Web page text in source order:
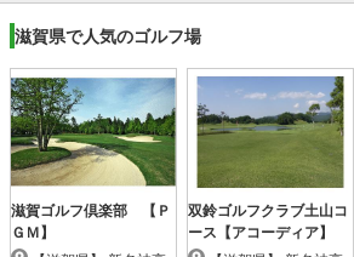
滋賀県で人気のゴルフ場
滋賀ゴルフ倶楽部 【Ｐ
ＧＭ】
双鈴ゴルフクラブ土山コ
ース【アコーディア】